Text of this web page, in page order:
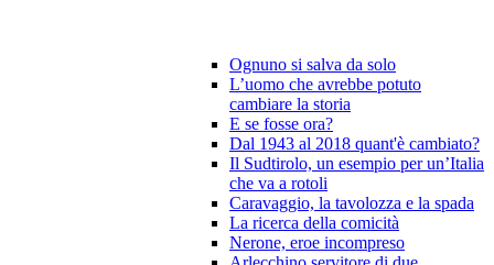
Ognuno si salva da solo
L’uomo che avrebbe potuto
cambiare la storia
E se fosse ora?
Dal 1943 al 2018 quant'è cambiato?
Il Sudtirolo, un esempio per un’Italia
che va a rotoli
Caravaggio, la tavolozza e la spada
La ricerca della comicità
Nerone, eroe incompreso